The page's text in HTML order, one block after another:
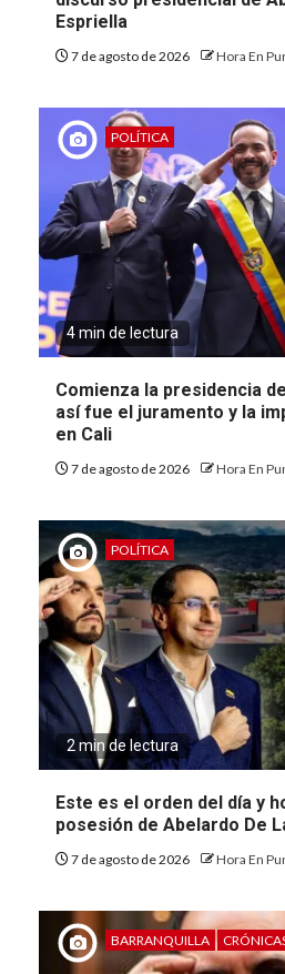
Espriella
7 de agosto de 2026 Hora En
POLÍTICA
4 min de lectura
Comienza la presidencia
así fue el juramento y la
en Cali
7 de agosto de 2026 Hora En
POLÍTICA
2 min de lectura
Este es el orden del día y
posesión de Abelardo De
7 de agosto de 2026 Hora En
BARRANQUILLA